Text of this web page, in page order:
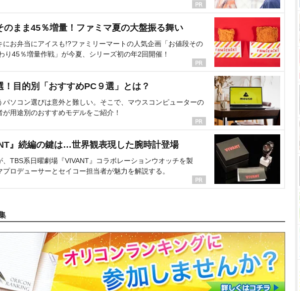
のまま45％増量！ファミマ夏の大盤振る舞い
にお弁当にアイスも!?ファミリーマートの人気企画「お値段その
り45％増量作戦」が今夏、シリーズ初の年2回開催！
！目的別「おすすめPC９選」とは？
パソコン選びは意外と難しい。そこで、マウスコンピューターの
が用途別のおすすめモデルをご紹介！
』続編の鍵は…世界観表現した腕時計登場
、TBS系日曜劇場『VIVANT』コラボレーションウオッチを製
プロデューサーとセイコー担当者が魅力を解説する。